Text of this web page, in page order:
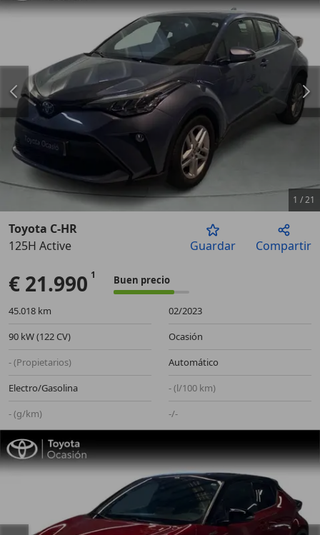
Anterior
1 /21
Toyota C-HR
125H Active
Guardar Compartir
€ 21.990 Buen precio
45.018 km
02/2023
90 kW (122 CV)
Ocasión
- (Propietarios)
Automático
Electro/Gasolina
- (l/100 km)
- (g/km)
-/-